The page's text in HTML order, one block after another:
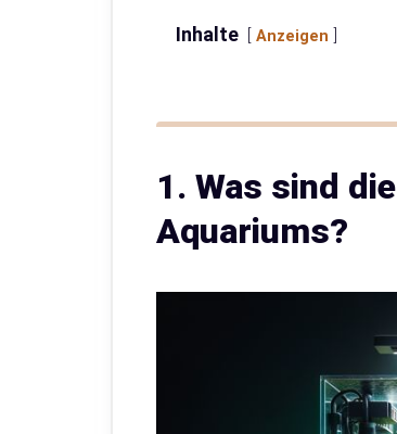
Inhalte Anzeigen
1. Was sind
Aquariums?